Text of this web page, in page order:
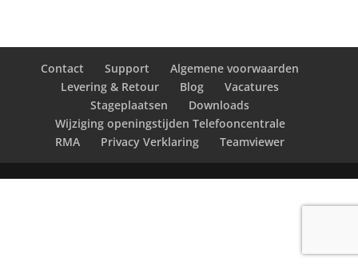
Contact Support
Algemene voorwaarden
Levering & Retour
Blog
Vacatures
Stageplaatsen
Downloads
Wijziging openingstijden Telefooncentrale
RMA
Privacy Verklaring Teamviewer